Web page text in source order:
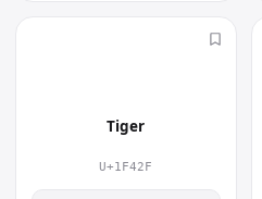
Tiger
U+1F42F